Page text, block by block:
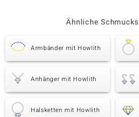
Ähnliche
Armbänder mit Howlith
Anhänger mit Howlith
Halsketten mit Howlith